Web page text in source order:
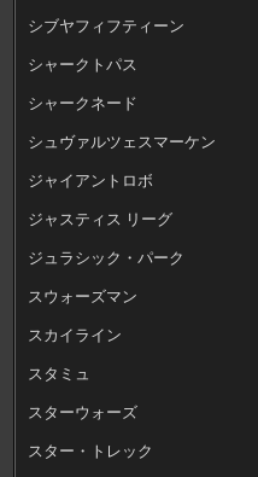
シブヤフィフティーン
シャークトパス
シャークネード
シュヴァルツェスマーケン
ジャイアントロボ
ジャスティス リーグ
ジュラシック・パーク
スウォーズマン
スカイライン
スタミュ
スターウォーズ
スター・トレック